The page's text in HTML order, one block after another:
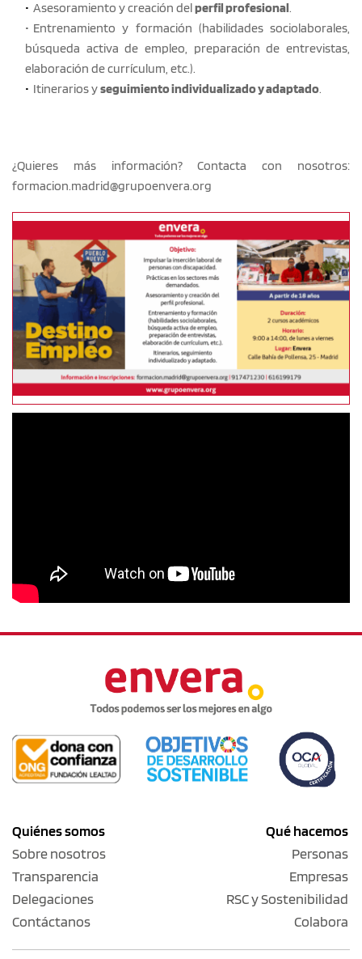
Asesoramiento y creación del perfil profesional.
Entrenamiento y formación (habilidades sociolaborales,
búsqueda activa de empleo, preparación de entrevistas,
elaboración de currículum, etc.).
Itinerarios y seguimiento individualizado y adaptado.
¿Quieres más información? Contacta con nosotros:
formacion.madrid@grupoenvera.org
Quiénes somos
Sobre nosotros
Transparencia
Delegaciones
Contáctanos
Qué hacemos
Personas
Empresas
RSC y Sostenibilidad
Colabora